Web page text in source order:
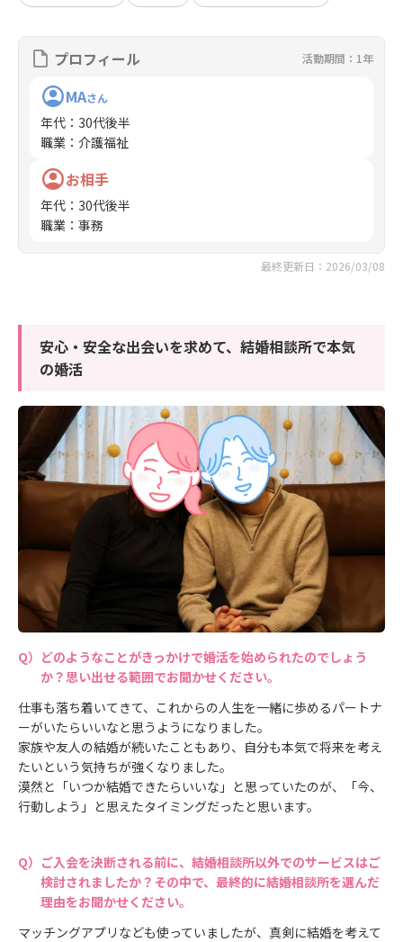
プロフィール 活動期間：1年
MAさん
年代 ： 30代後半
職業 ： 介護福祉
お相手
年代 ： 30代後半
職業 ： 事務
最終更新日：2026/03/08
安心・安全な出会いを求めて、結婚相談所で本気
の婚活
どのようなことがきっかけで婚活を始められたのでしょう
か？思い出せる範囲でお聞かせください。
仕事も落ち着いてきて、これからの人生を一緒に歩めるパートナ
ーがいたらいいなと思うようになりました。
家族や友人の結婚が続いたこともあり、自分も本気で将来を考え
たいという気持ちが強くなりました。
漠然と「いつか結婚できたらいいな」と思っていたのが、「今、
行動しよう」と思えたタイミングだったと思います。
ご入会を決断される前に、結婚相談所以外でのサービスはご
検討されましたか？その中で、最終的に結婚相談所を選んだ
理由をお聞かせください。
マッチングアプリなども使っていましたが、真剣に結婚を考えて